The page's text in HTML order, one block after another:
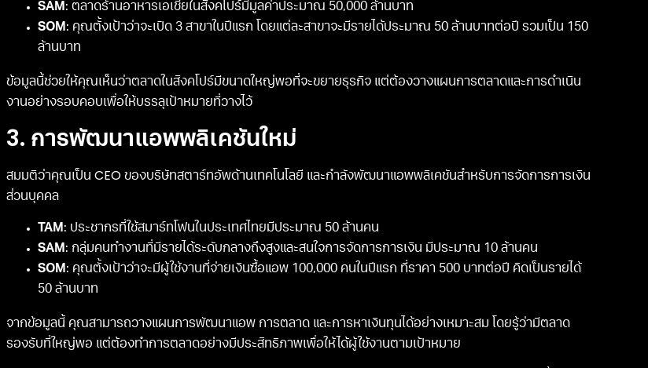
SAM: ตลาดร้านอาหารเอเชียในสิงคโปร์มีมูลค่าประมาณ 50,000 ล้านบาท
SOM: คุณตั้งเป้าว่าจะเปิด 3 สาขาในปีแรก โดยแต่ละสาขาจะมีรายได้ประมาณ 50 ล้านบาทต่อปี รวมเป็น 150
ล้านบาท
ข้อมูลนี้ช่วยให้คุณเห็นว่าตลาดในสิงคโปร์มีขนาดใหญ่พอที่จะขยายธุรกิจ แต่ต้องวางแผนการตลาดและการดำเนิน
งานอย่างรอบคอบเพื่อให้บรรลุเป้าหมายที่วางไว้
3. การพัฒนาแอพพลิเคชันใหม่
สมมติว่าคุณเป็น CEO ของบริษัทสตาร์ทอัพด้านเทคโนโลยี และกำลังพัฒนาแอพพลิเคชันสำหรับการจัดการการเงิน
ส่วนบุคคล
TAM: ประชากรที่ใช้สมาร์ทโฟนในประเทศไทยมีประมาณ 50 ล้านคน
SAM: กลุ่มคนทำงานที่มีรายได้ระดับกลางถึงสูงและสนใจการจัดการการเงิน มีประมาณ 10 ล้านคน
SOM: คุณตั้งเป้าว่าจะมีผู้ใช้งานที่จ่ายเงินซื้อแอพ 100,000 คนในปีแรก ที่ราคา 500 บาทต่อปี คิดเป็นรายได้
50 ล้านบาท
จากข้อมูลนี้ คุณสามารถวางแผนการพัฒนาแอพ การตลาด และการหาเงินทุนได้อย่างเหมาะสม โดยรู้ว่ามีตลาด
รองรับที่ใหญ่พอ แต่ต้องทำการตลาดอย่างมีประสิทธิภาพเพื่อให้ได้ผู้ใช้งานตามเป้าหมาย